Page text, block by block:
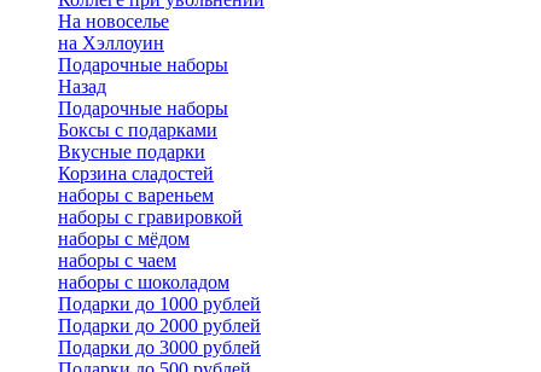
На новоселье
на Хэллоуин
Подарочные наборы
Назад
Подарочные наборы
Боксы с подарками
Вкусные подарки
Корзина сладостей
наборы с вареньем
наборы с гравировкой
наборы с мёдом
наборы с чаем
наборы с шоколадом
Подарки до 1000 рублей
Подарки до 2000 рублей
Подарки до 3000 рублей